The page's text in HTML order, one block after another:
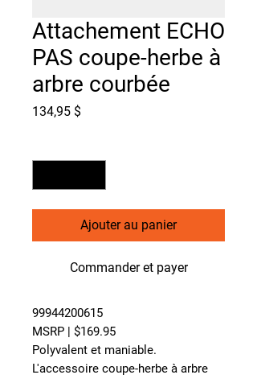
Attachement ECHO
PAS coupe-herbe à
arbre courbée
134,95 $Prix
Ajouter au panier
Commander et payer
99944200615
MSRP | $169.95
Polyvalent et maniable.
L'accessoire coupe-herbe à arbre